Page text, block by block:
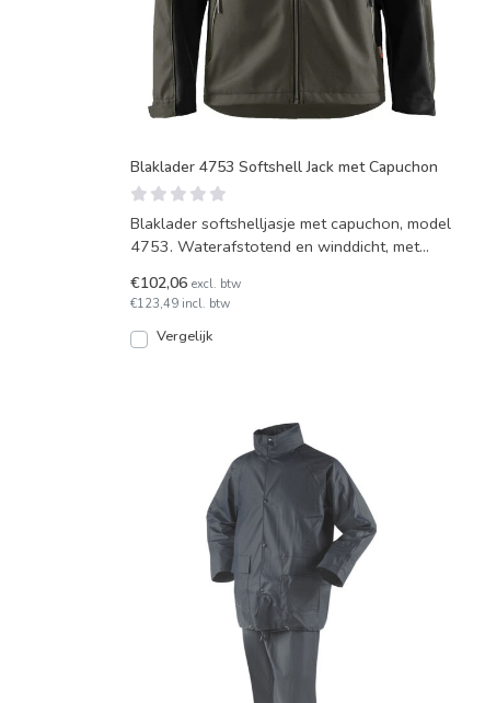
Blaklader 4753 Softshell Jack met Capuchon
Blaklader softshelljasje met capuchon, model
4753. Waterafstotend en winddicht, met
€102,06 excl. btw
€123,49 incl. btw
Vergelijk